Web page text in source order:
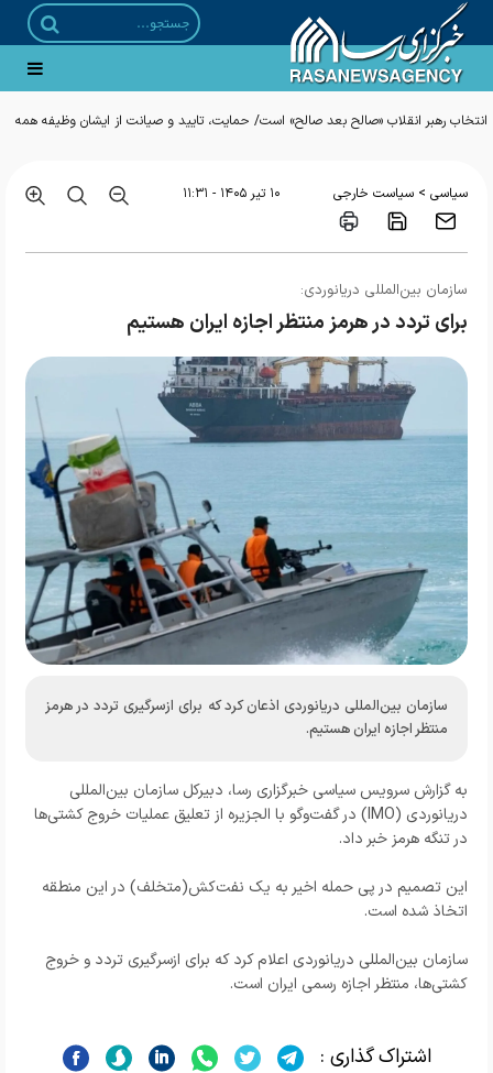
سیاسی > سیاست خارجی ۱۰ تير ۱۴۰۵ - ۱۱:۳۱
سازمان بین‌المللی دریانوردی:
برای تردد در هرمز منتظر اجازه ایران هستیم
سازمان بین‌المللی دریانوردی اذعان کرد که برای ازسرگیری تردد در هرمز
منتظر اجازه ایران هستیم.
به گزارش سرویس سیاسی خبرگزاری رسا، دبیرکل سازمان بین‌المللی
دریانوردی (IMO) در گفت‌وگو با الجزیره از تعلیق عملیات خروج کشتی‌ها
در تنگه هرمز خبر داد.
این تصمیم در پی حمله اخیر به یک نفت‌کش(متخلف) در این منطقه
اتخاذ شده است.
سازمان بین‌المللی دریانوردی اعلام کرد که برای ازسرگیری تردد و خروج
کشتی‌ها، منتظر اجازه رسمی ایران است.
اشتراک گذاری :